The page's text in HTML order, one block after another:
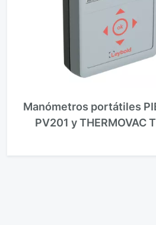
Manómetros portátiles
PV201 y THERMOVAC